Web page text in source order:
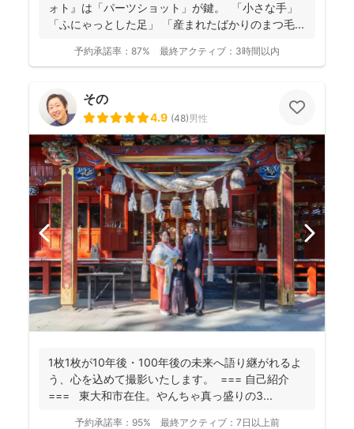
ォト』は「パーツショット」が鍵。 「小さな手」
「ふにゃっとした足」 「産まれたばかりのまつ毛...
予約承諾率： 87% 最終アクティブ： 3時間以内
その
4.9 (48)男性
1枚1枚が10年後・100年後の未来へ語り継がれるよ
う、心を込めて撮影いたします。 === 自己紹介
=== 東大和市在住。やんちゃ真っ盛りの3...
予約承諾率： 95% 最終アクティブ： 7日以上前